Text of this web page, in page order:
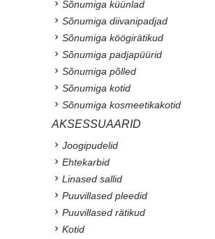
Sõnumiga küünlad
Sõnumiga diivanipadjad
Sõnumiga köögirätikud
Sõnumiga padjapüürid
Sõnumiga põlled
Sõnumiga kotid
Sõnumiga kosmeetikakotid
AKSESSUAARID
Joogipudelid
Ehtekarbid
Linased sallid
Puuvillased pleedid
Puuvillased rätikud
Kotid